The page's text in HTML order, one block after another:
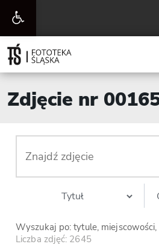
Otwórz
pasek
narzędzi
Zdjęcie nr
Wyszukaj po: tytule,
Liczba zdjęć: 2645